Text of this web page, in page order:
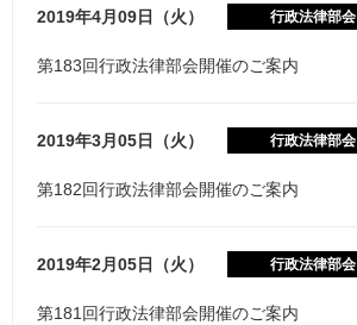
2019年4月09日（火） 行政法律部会
第183回行政法律部会開催のご案内
2019年3月05日（火） 行政法律部会
第182回行政法律部会開催のご案内
2019年2月05日（火） 行政法律部会
第181回行政法律部会開催のご案内